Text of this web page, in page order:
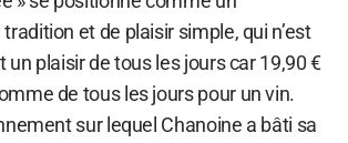
et de plaisir simple, qui n’est
un plaisir de tous les jours car 19,90 €
de tous les jours pour un vin.
sur lequel Chanoine a bâti sa